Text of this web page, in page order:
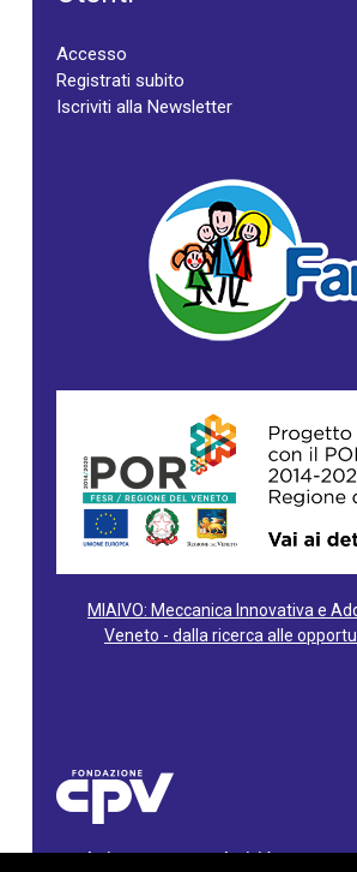
Accesso
Registrati subito
Iscriviti alla Newsletter
MIAIVO: Meccanica Innovativa e
Veneto - dalla ricerca alle
Fondazione Centro Produttività Veneto